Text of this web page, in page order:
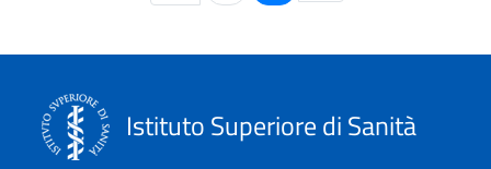
Istituto Superiore di Sanità